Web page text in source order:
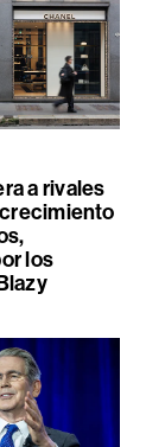
a rivales
los